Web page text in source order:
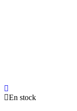
En stock